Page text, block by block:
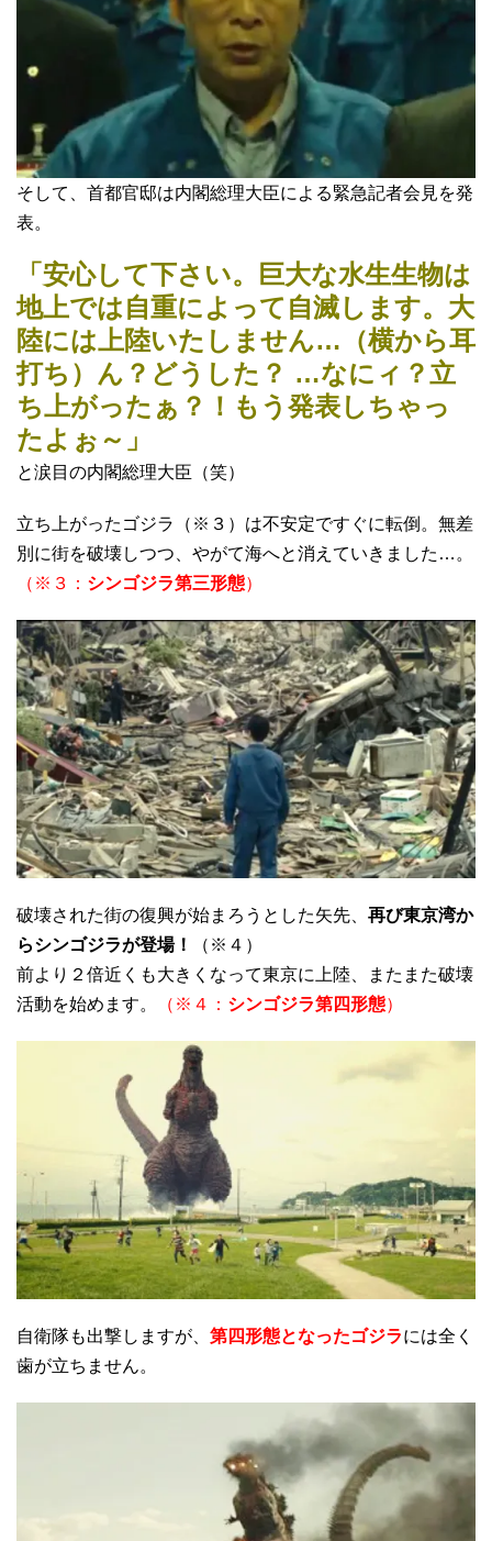
そして、首都官邸は内閣総理大臣による緊急記者会見を発
表。
「安心して下さい。巨大な水生生物は
地上では自重によって自滅します。大
陸には上陸いたしません…（横から耳
打ち）ん？どうした？ …なにィ？立
ち上がったぁ？！もう発表しちゃっ
たよぉ～」
と涙目の内閣総理大臣（笑）
立ち上がったゴジラ（※３）は不安定ですぐに転倒。無差
別に街を破壊しつつ、やがて海へと消えていきました…。
（※３： シンゴジラ第三形態）
破壊された街の復興が始まろうとした矢先、 再び東京湾か
らシンゴジラが登場！
（※４）
前より２倍近くも大きくなって東京に上陸、またまた破壊
活動を始めます。
（※４： シンゴジラ第四形態）
自衛隊も出撃しますが、 第四形態となったゴジラには全く
歯が立ちません。